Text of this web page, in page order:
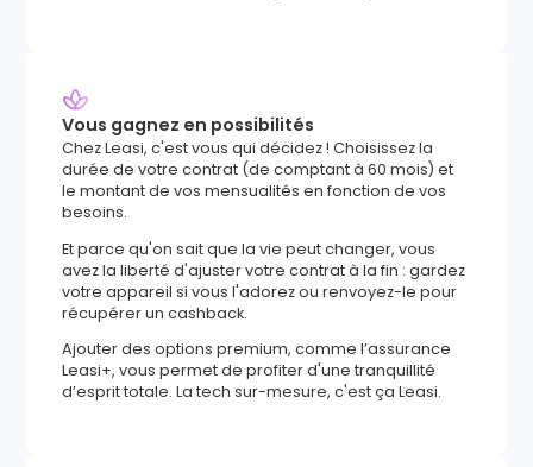
Vous gagnez en possibilités
Chez Leasi, c'est vous qui décidez ! Choisissez la
durée de votre contrat (de comptant à 60 mois) et
le montant de vos mensualités en fonction de vos
besoins.
Et parce qu'on sait que la vie peut changer, vous
avez la liberté d'ajuster votre contrat à la fin : gardez
votre appareil si vous l'adorez ou renvoyez-le pour
récupérer un cashback.
Ajouter des options premium, comme l’assurance
Leasi+, vous permet de profiter d'une tranquillité
d’esprit totale. La tech sur-mesure, c'est ça Leasi.